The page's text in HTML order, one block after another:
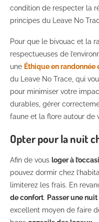
condition de respecter la
principes du Leave No
Pour que le bivouac et la
respectueuses de
une Éthique en randonnée
du Leave No Trace, qui
pour minimiser votre
durables, gérer
faune et la flore autour de
Opter pour la nuit
Afin de vous loger à
pouvez dormir chez
limiterez les frais. En
de confort. Passer une
excellent moyen de faire